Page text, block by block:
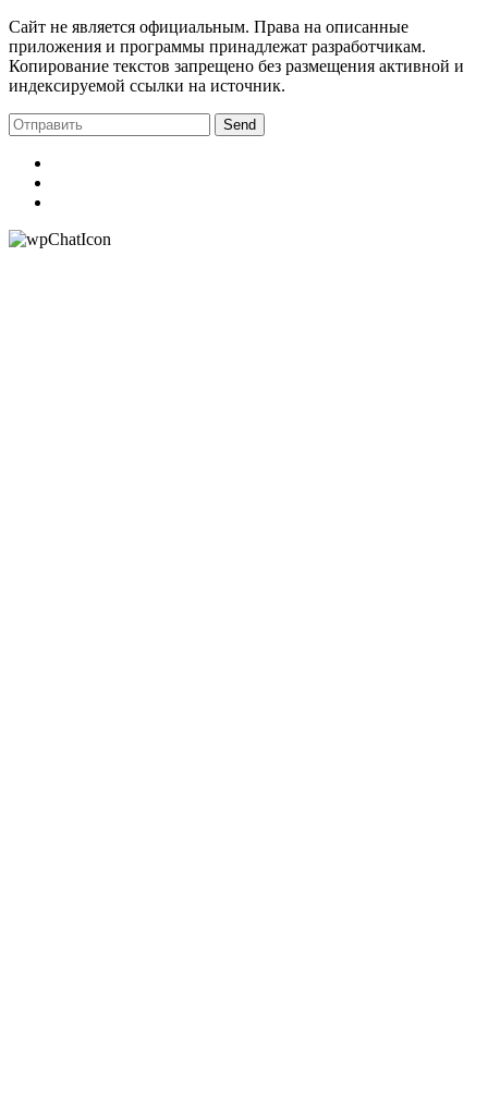
Сайт не является официальным. Права на описанные
приложения и программы принадлежат разработчикам.
Копирование текстов запрещено без размещения активной и
индексируемой ссылки на источник.
Send